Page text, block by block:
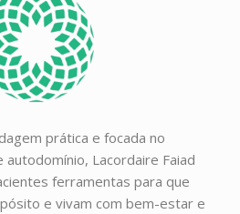
prática e focada no
Lacordaire Faiad
ferramentas para que
e vivam com bem-estar e